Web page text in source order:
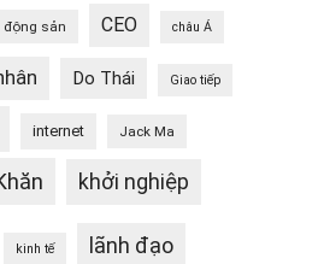
động sản CEO châu Á
Do Thái Giao tiếp
internet Jack Ma
khởi nghiệp
kinh tế lãnh đạo